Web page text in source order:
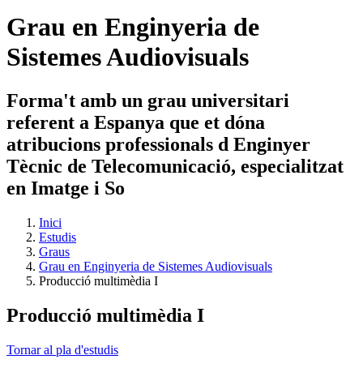
Grau en Enginyeria de
Sistemes Audiovisuals
Forma't amb un grau universitari
referent a Espanya que et dóna
atribucions professionals d Enginyer
Tècnic de Telecomunicació, especialitzat
en Imatge i So
Inici
Estudis
Graus
Grau en Enginyeria de Sistemes Audiovisuals
Producció multimèdia I
Producció multimèdia I
Tornar al pla d'estudis